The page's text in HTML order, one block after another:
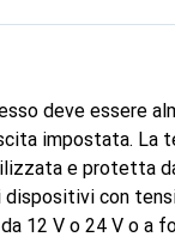
deve essere
impostata. La
e protetta
con
12 V o 24 V o a